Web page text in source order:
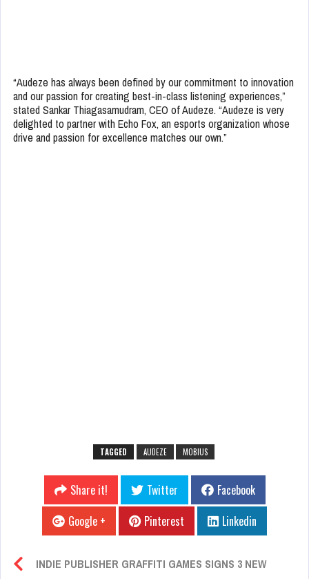
“Audeze has always been defined by our commitment to innovation
and our passion for creating best-in-class listening experiences,”
stated Sankar Thiagasamudram, CEO of Audeze. “Audeze is very
delighted to partner with Echo Fox, an esports organization whose
drive and passion for excellence matches our own.”
TAGGED AUDEZE MOBIUS
Share it! Twitter
Facebook
Google +
Pinterest Linkedin
INDIE PUBLISHER GRAFFITI GAMES SIGNS 3 NEW